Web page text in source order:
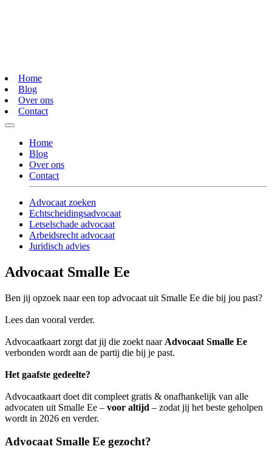
Home
Blog
Over ons
Contact
Home
Blog
Over ons
Contact
Advocaat zoeken
Echtscheidingsadvocaat
Letselschade advocaat
Arbeidsrecht advocaat
Juridisch advies
Advocaat Smalle Ee
Ben jij opzoek naar een top advocaat uit Smalle Ee die bij jou past?
Lees dan vooral verder.
Advocaatkaart zorgt dat jij die zoekt naar Advocaat Smalle Ee
verbonden wordt aan de partij die bij je past.
Het gaafste gedeelte?
Advocaatkaart doet dit compleet gratis & onafhankelijk van alle
advocaten uit Smalle Ee – voor altijd – zodat jij het beste geholpen
wordt in 2026 en verder.
Advocaat Smalle Ee gezocht?